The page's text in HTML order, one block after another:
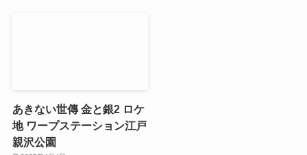
あきない世傳 金と銀2 ロケ
地 ワープステーション江戸
親沢公園